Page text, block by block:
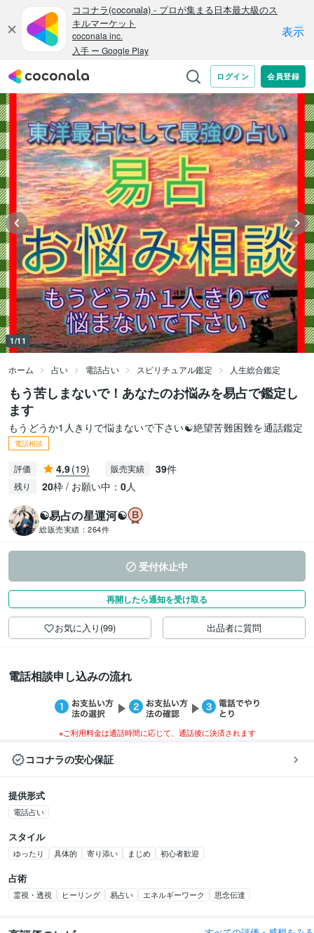
1/11
ホーム 占い 電話占い スピリチュアル鑑定 人生総合鑑定
もう苦しまないで！あなたのお悩みを易占で鑑定し
ます
もうどうか1人きりで悩まないで下さい☯絶望苦難困難を通話鑑定
電話相談
評価 4.9(19) 販売実績 39件
残り 20枠 / お願い中： 0人
☯易占の星運河☯
総販売実績： 264件
受付休止中
再開したら通知を受け取る
お気に入り(99) 出品者に質問
電話相談申し込みの流れ
※ご利用料金は通話時間に応じて、通話後に決済されます
ココナラの安心保証
提供形式
電話占い
スタイル
ゆったり 具体的 寄り添い まじめ 初心者歓迎
占術
霊視・透視 ヒーリング 易占い エネルギーワーク 思念伝達